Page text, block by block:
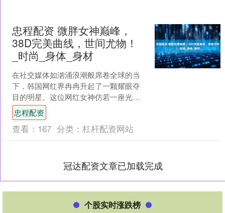
忠程配资 微胖女神巅峰，
38D完美曲线，世间尤物！
_时尚_身体_身材
在社交媒体如汹涌浪潮般席卷全球的当
下，韩国网红界冉冉升起了一颗耀眼夺
目的明星。这位网红女神仿若一座光芒
四溢的灯塔，以无可抵挡的独特魅力，
迅速捕获了无数粉丝的心，....
忠程配资
查看： 167 分类： 杠杆配资网站
冠达配资文章已加载完成
个股实时涨跌榜